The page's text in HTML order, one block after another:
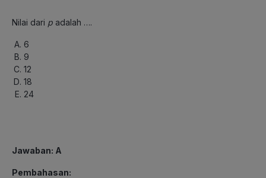
Nilai dari p adalah ….
6
9
12
18
24
Jawaban: A
Pembahasan: